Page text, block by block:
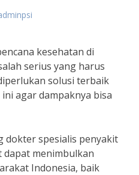
kesehatan di
serius yang harus
solusi terbaik
agar dampaknya bisa
dokter spesialis penyakit
dapat menimbulkan
Indonesia, baik